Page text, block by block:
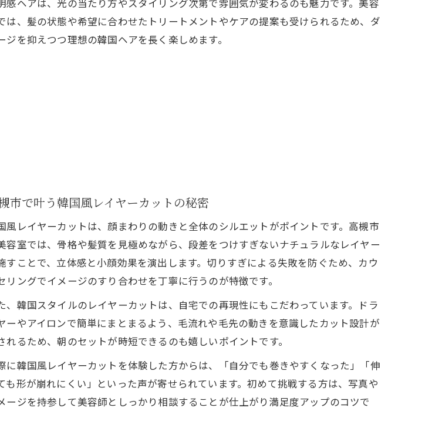
室トレンドまとめ
得意な美容室の最新動向を解説
美容室トレンドと韓国風ヘア
さえたい韓国スタイルの流行
容室のサービス充実度を比較
国風カラーの特徴と魅力を紹介
の美容室カラーのトレンド解説
の色持ちやケア方法を美容室が伝授
の韓国カラーとその仕上がり感
容室の選び方
初心者が安心できる美容室のポイント
スタイルを伝えるオーダー方法解説
セリングで理想の韓国ヘアを実現
ル併設の美容室で安心の韓国体験
選びで失敗しないコツと注意点
感ヘアは、光の当たり方やスタイリング次第で雰囲気が変わるのも魅力です。美容
は、髪の状態や希望に合わせたトリートメントやケアの提案も受けられるため、ダ
ジを抑えつつ理想の韓国ヘアを長く楽しめます。
市で叶う韓国風レイヤーカットの秘密
風レイヤーカットは、顔まわりの動きと全体のシルエットがポイントです。高槻市
容室では、骨格や髪質を見極めながら、段差をつけすぎないナチュラルなレイヤー
すことで、立体感と小顔効果を演出します。切りすぎによる失敗を防ぐため、カウ
リングでイメージのすり合わせを丁寧に行うのが特徴です。
、韓国スタイルのレイヤーカットは、自宅での再現性にもこだわっています。ドラ
ーやアイロンで簡単にまとまるよう、毛流れや毛先の動きを意識したカット設計が
れるため、朝のセットが時短できるのも嬉しいポイントです。
に韓国風レイヤーカットを体験した方からは、「自分でも巻きやすくなった」「伸
も形が崩れにくい」といった声が寄せられています。初めて挑戦する方は、写真や
ージを持参して美容師としっかり相談することが仕上がり満足度アップのコツで